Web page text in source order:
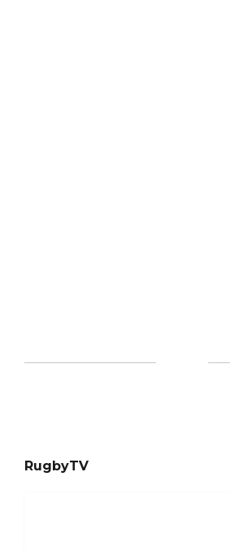
RugbyTV